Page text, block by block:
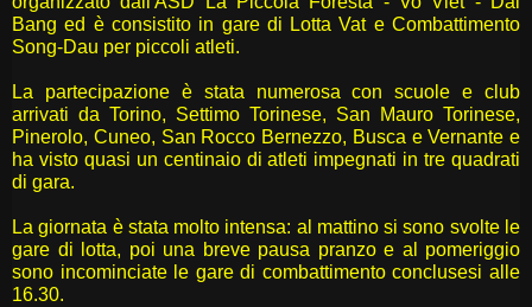
Bang ed è consistito in gare di Lotta Vat e Combattimento
Song-Dau per piccoli atleti.
La partecipazione è stata numerosa con scuole e club
arrivati da Torino, Settimo Torinese, San Mauro Torinese,
Pinerolo, Cuneo, San Rocco Bernezzo, Busca e Vernante e
ha visto quasi un centinaio di atleti impegnati in tre quadrati
di gara.
La giornata è stata molto intensa: al mattino si sono svolte le
gare di lotta, poi una breve pausa pranzo e al pomeriggio
sono incominciate le gare di combattimento conclusesi alle
16.30.